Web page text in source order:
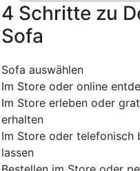
4 Schritte zu
Sofa
Sofa auswählen
Im Store oder online
Im Store erleben oder
erhalten
Im Store oder telefonisch
lassen